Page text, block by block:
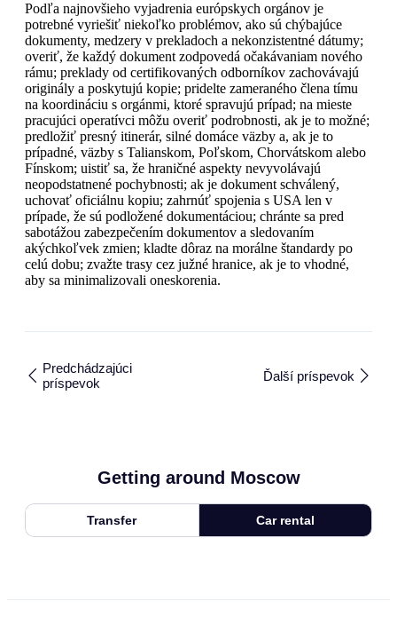
Podľa najnovšieho vyjadrenia európskych orgánov je
potrebné vyriešiť niekoľko problémov, ako sú chýbajúce
dokumenty, medzery v prekladoch a nekonzistentné dátumy;
overiť, že každý dokument zodpovedá očakávaniam nového
rámu; preklady od certifikovaných odborníkov zachovávajú
originály a poskytujú kopie; pridelte zameraného člena tímu
na koordináciu s orgánmi, ktoré spravujú prípad; na mieste
pracujúci operatívci môžu overiť podrobnosti, ak je to možné;
predložiť presný itinerár, silné domáce väzby a, ak je to
prípadné, väzby s Talianskom, Poľskom, Chorvátskom alebo
Fínskom; uistiť sa, že hraničné aspekty nevyvolávajú
neopodstatnené pochybnosti; ak je dokument schválený,
uchovať oficiálnu kopiu; zahrnúť spojenia s USA len v
prípade, že sú podložené dokumentáciou; chránte sa pred
sabotážou zabezpečením dokumentov a sledovaním
akýchkoľvek zmien; kladte dôraz na morálne štandardy po
celú dobu; zvažte trasy cez južné hranice, ak je to vhodné,
aby sa minimalizovali oneskorenia.
Predchádzajúci
príspevok
Ďalší príspevok
Getting around Moscow
Transfer Car rental